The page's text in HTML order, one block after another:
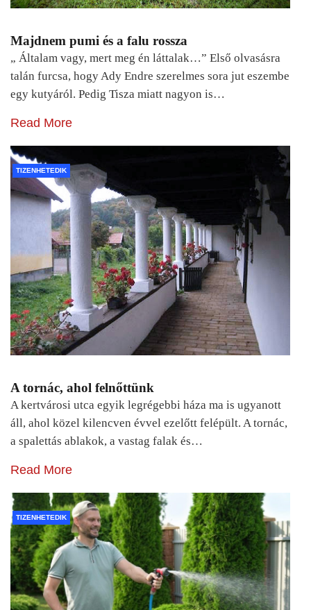
Majdnem pumi és a falu rossza
„ Általam vagy, mert meg én láttalak…” Első olvasásra
talán furcsa, hogy Ady Endre szerelmes sora jut eszembe
egy kutyáról. Pedig Tisza miatt nagyon is…
Read More
TIZENHETEDIK
A tornác, ahol felnőttünk
A kertvárosi utca egyik legrégebbi háza ma is ugyanott
áll, ahol közel kilencven évvel ezelőtt felépült. A tornác,
a spalettás ablakok, a vastag falak és…
Read More
TIZENHETEDIK